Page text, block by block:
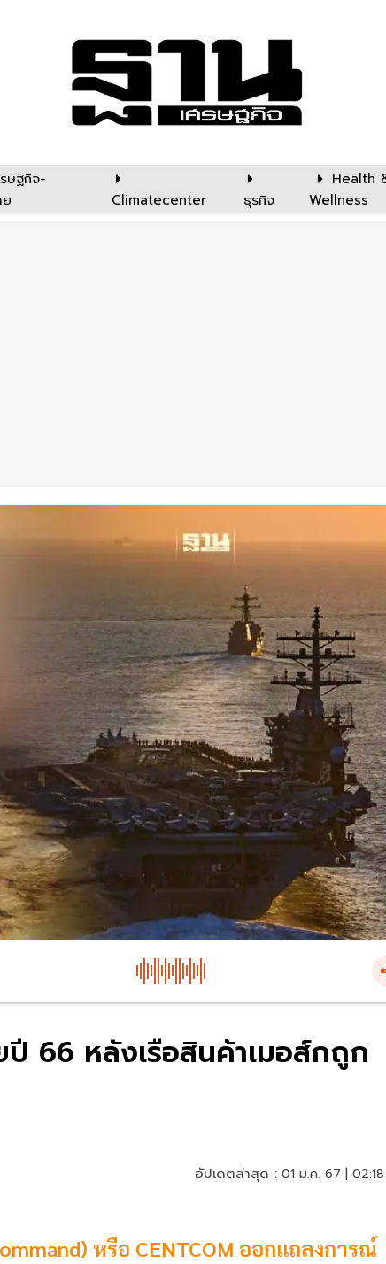
รษฐกิจ-
Climatecenter ธุรกิจ
Health
Wellness
66 หลังเรือสินค้าเมอส์กถูก
อัปเดตล่าสุด : 01 ม.ค. 67 |
หรือ CENTCOM ออกแถลงการณ์